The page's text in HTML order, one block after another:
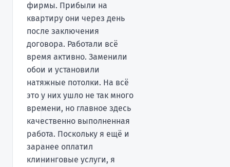
фирмы. Прибыли на
квартиру они через день
после заключения
договора. Работали всё
время активно. Заменили
обои и установили
натяжные потолки. На всё
это у них ушло не так много
времени, но главное здесь
качественно выполненная
работа. Поскольку я ещё и
заранее оплатил
клининговые услуги, я